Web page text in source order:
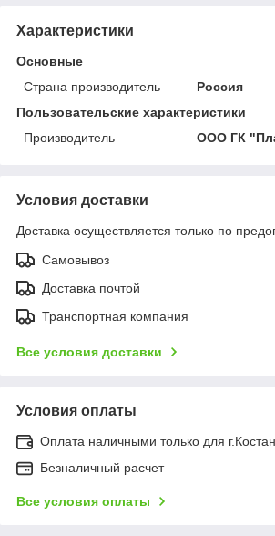
Характеристики
Основные
Страна производитель
Россия
Пользовательские характеристики
Производитель
ООО ГК
Условия доставки
Доставка осуществляется только по
Самовывоз
Доставка почтой
Транспортная компания
Все условия доставки
Условия оплаты
Оплата наличными только для
Безналичный расчет
Все условия оплаты